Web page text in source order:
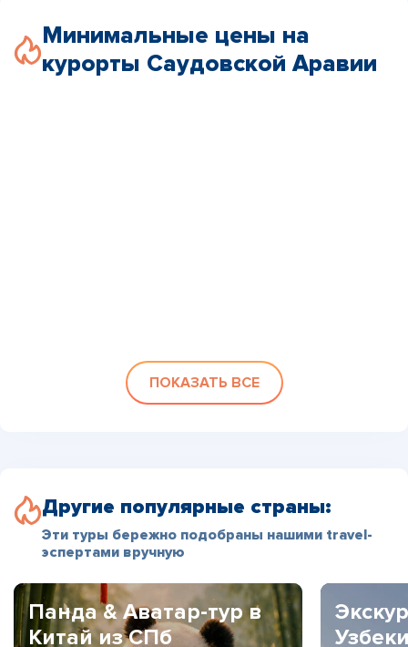
Минимальные цены на
курорты Саудовской Аравии
ПОКАЗАТЬ ВСЕ
Другие популярные страны:
Эти туры бережно подобраны нашими travel-
эспертами вручную
Панда & Аватар-тур в
Китай из СПб